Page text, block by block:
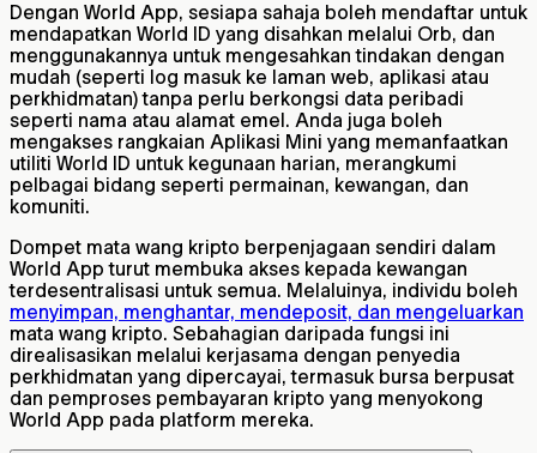
Dengan World App, sesiapa sahaja boleh mendaftar untuk
mendapatkan World ID yang disahkan melalui Orb, dan
menggunakannya untuk mengesahkan tindakan dengan
mudah (seperti log masuk ke laman web, aplikasi atau
perkhidmatan) tanpa perlu berkongsi data peribadi
seperti nama atau alamat emel. Anda juga boleh
mengakses rangkaian Aplikasi Mini yang memanfaatkan
utiliti World ID untuk kegunaan harian, merangkumi
pelbagai bidang seperti permainan, kewangan, dan
komuniti.
Dompet mata wang kripto berpenjagaan sendiri dalam
World App turut membuka akses kepada kewangan
terdesentralisasi untuk semua. Melaluinya, individu boleh
menyimpan, menghantar, mendeposit, dan mengeluarkan
mata wang kripto. Sebahagian daripada fungsi ini
direalisasikan melalui kerjasama dengan penyedia
perkhidmatan yang dipercayai, termasuk bursa berpusat
dan pemproses pembayaran kripto yang menyokong
World App pada platform mereka.